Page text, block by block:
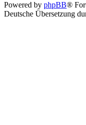
Powered by phpBB®
Deutsche Übersetzung